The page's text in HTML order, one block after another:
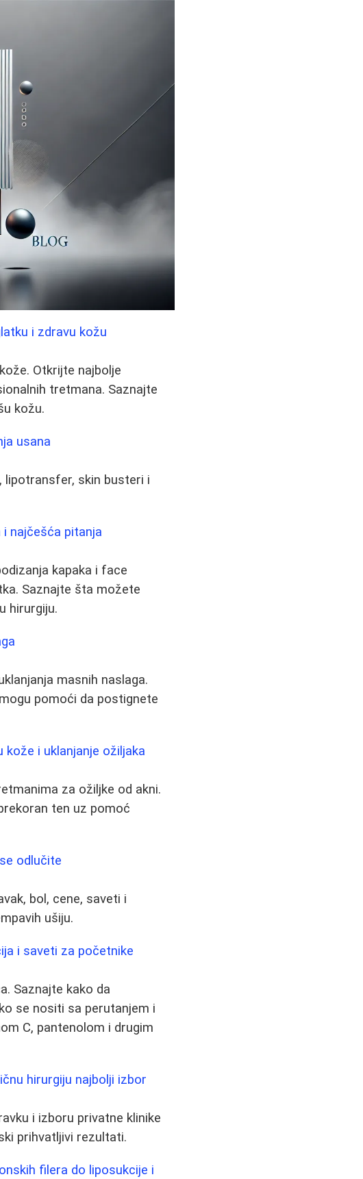
i zdravu kožu
Otkrijte najbolje
tretmana. Saznajte
kožu.
usana
lipotransfer, skin busteri i
najčešća pitanja
kapaka i face
Saznajte šta možete
hirurgiju.
masnih naslaga.
pomoći da postignete
i uklanjanje ožiljaka
za ožiljke od akni.
ten uz pomoć
odlučite
bol, cene, saveti i
ušiju.
i saveti za početnike
Saznajte kako da
se nositi sa perutanjem i
C, pantenolom i drugim
hirurgiju najbolji izbor
i izboru privatne klinike
prihvatljivi rezultati.
filera do liposukcije i